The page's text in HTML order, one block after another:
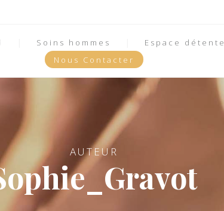
Soins hommes Espace détente
Nous Contacter
AUTEUR